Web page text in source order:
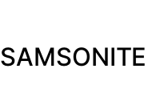
מנעול קומבינציה למזוודות מבית SAMSONITE